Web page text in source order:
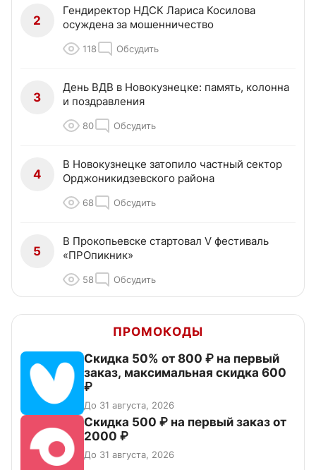
2
Гендиректор НДСК Лариса Косилова
осуждена за мошенничество
118 Обсудить
3
День ВДВ в Новокузнецке: память, колонна
и поздравления
80 Обсудить
4
В Новокузнецке затопило частный сектор
Орджоникидзевского района
68 Обсудить
5
В Прокопьевске стартовал V фестиваль
«ПРОпикник»
58 Обсудить
ПРОМОКОДЫ
Скидка 50% от 800 ₽ на первый
заказ, максимальная скидка 600
₽
До 31 августа, 2026
Скидка 500 ₽ на первый заказ от
2000 ₽
До 31 августа, 2026